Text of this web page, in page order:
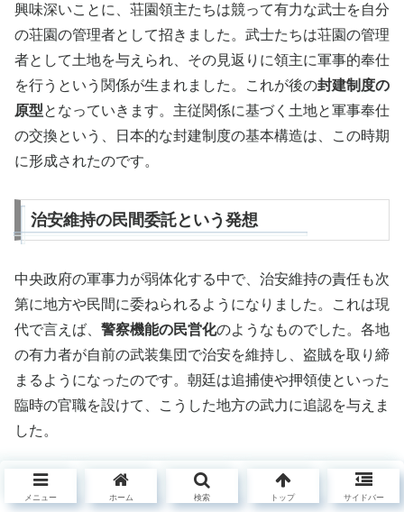
興味深いことに、荘園領主たちは競って有力な武士を自分
の荘園の管理者として招きました。武士たちは荘園の管理
者として土地を与えられ、その見返りに領主に軍事的奉仕
を行うという関係が生まれました。これが後の封建制度の
原型となっていきます。主従関係に基づく土地と軍事奉仕
の交換という、日本的な封建制度の基本構造は、この時期
に形成されたのです。
治安維持の民間委託という発想
中央政府の軍事力が弱体化する中で、治安維持の責任も次
第に地方や民間に委ねられるようになりました。これは現
代で言えば、 警察機能の民営化のようなものでした。各地
の有力者が自前の武装集団で治安を維持し、盗賊を取り締
まるようになったのです。朝廷は追捕使や押領使といった
臨時の官職を設けて、こうした地方の武力に追認を与えま
した。
この変化は、日本の統治システムの根本的な転換を意味し
ていました。中央が全てを管理する律令制度から、地方の
メニュー ホーム 検索 トップ サイドバー